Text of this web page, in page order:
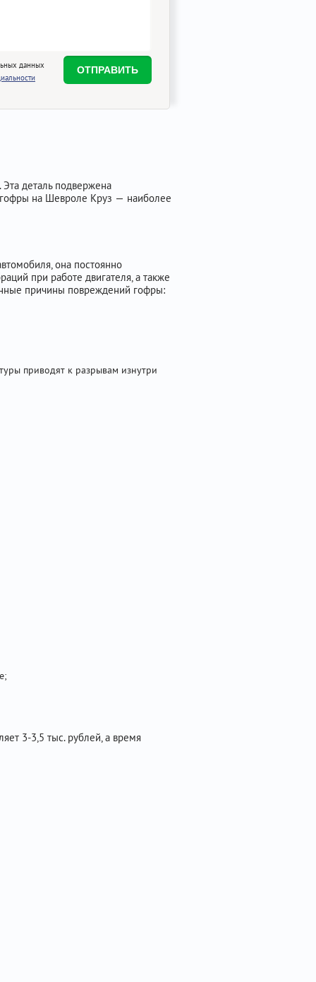
данных
деталь подвержена
гофры на Шевроле Круз — наиболее
она постоянно
при работе двигателя, а также
причины повреждений гофры:
приводят к разрывам изнутри
3-3,5 тыс. рублей, а время